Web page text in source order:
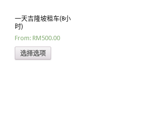
一天吉隆坡租车(8小
时)
From: RM500.00
选择选项